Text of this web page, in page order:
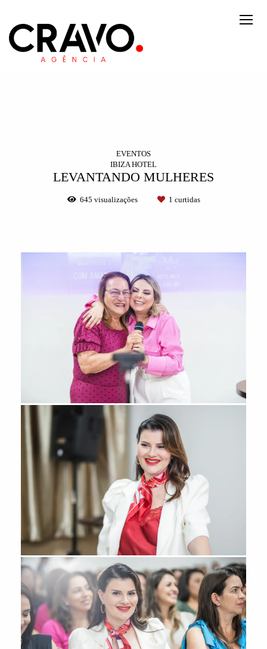
EVENTOS
IBIZA HOTEL
LEVANTANDO MULHERES
645 visualizações 1 curtidas